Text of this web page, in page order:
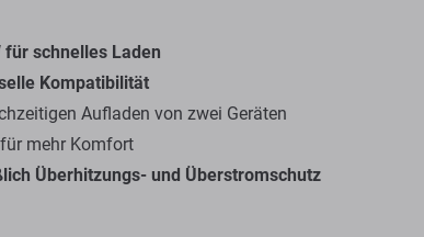
für schnelles Laden
Kompatibilität
Aufladen von zwei Geräten
für mehr Komfort
Überhitzungs- und Überstromschutz